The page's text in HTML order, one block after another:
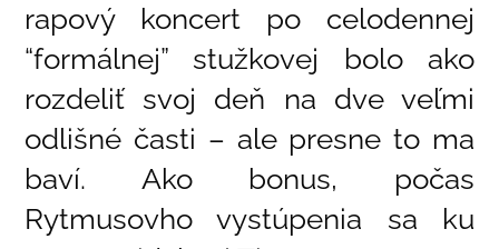
rapový koncert po celodennej
“formálnej” stužkovej bolo ako
rozdeliť svoj deň na dve veľmi
odlišné časti – ale presne to ma
baví. Ako bonus, počas
Rytmusovho vystúpenia sa ku